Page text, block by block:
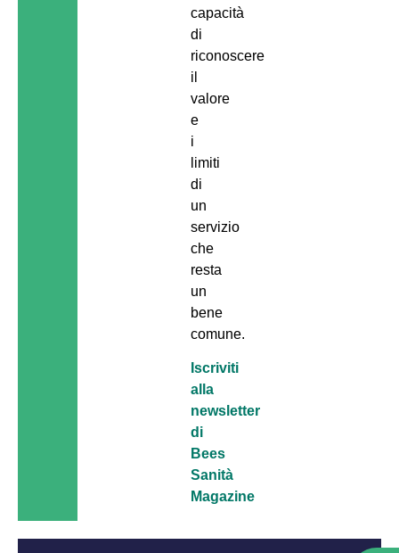
capacità
di
riconoscere
il
valore
e
i
limiti
di
un
servizio
che
resta
un
bene
comune.
Iscriviti
alla
newsletter
di
Bees
Sanità
Magazine